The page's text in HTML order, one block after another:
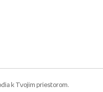
k Tvojim priestorom.